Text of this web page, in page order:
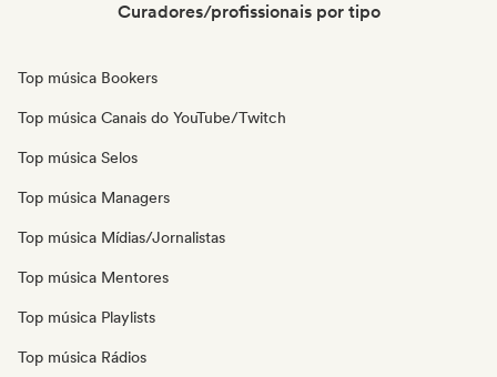
Curadores/profissionais por tipo
Top música Bookers
Top música Canais do YouTube/Twitch
Top música Selos
Top música Managers
Top música Mídias/Jornalistas
Top música Mentores
Top música Playlists
Top música Rádios